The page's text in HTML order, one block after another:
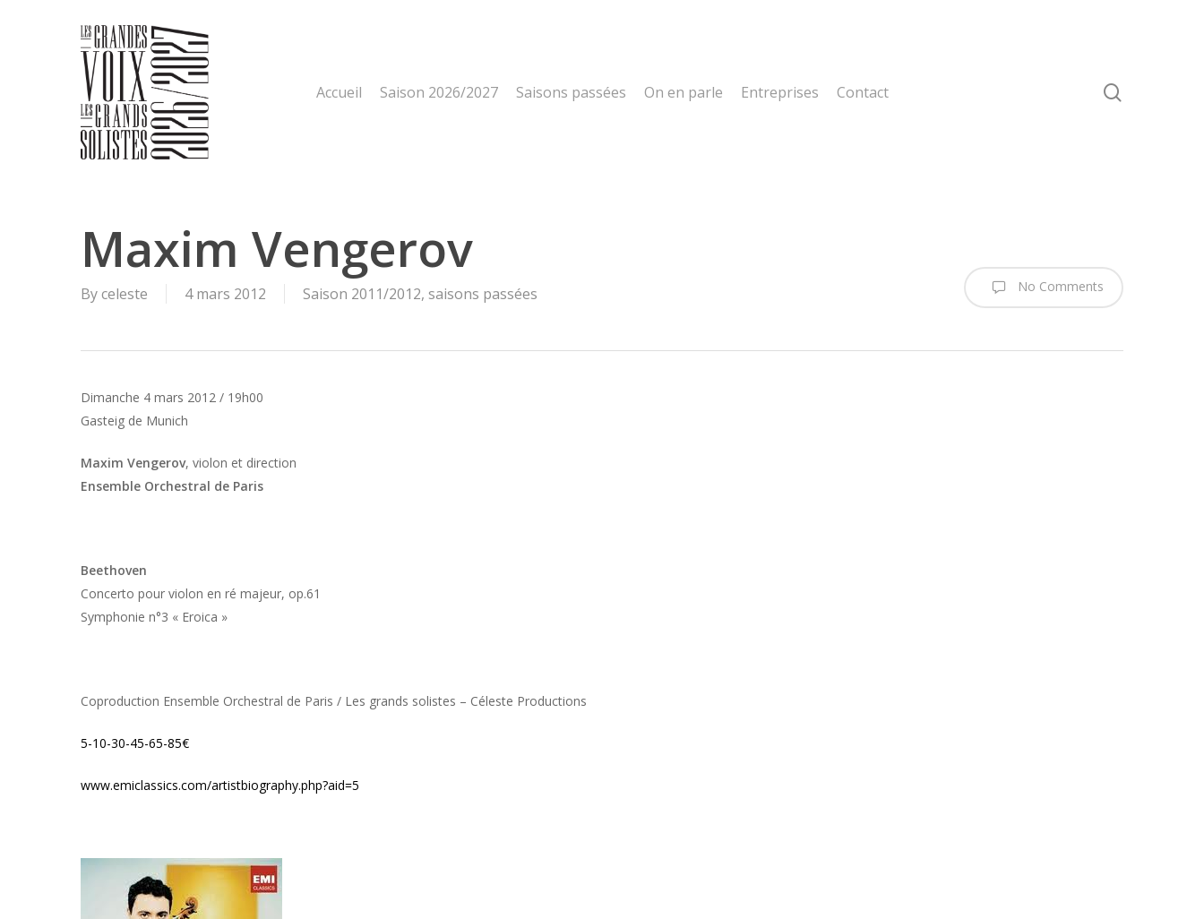
Accueil Saison 2026/2027 Saisons passées On en parle Entreprises Contact
Maxim Vengerov
Byceleste 4 mars 2012 Saison 2011/2012, saisons passées No Comments
Dimanche 4 mars 2012 / 19h00
Gasteig de Munich
Maxim Vengerov, violon et direction
Ensemble Orchestral de Paris
Beethoven
Concerto pour violon en ré majeur, op.61
Symphonie n°3 « Eroica »
Coproduction Ensemble Orchestral de Paris / Les grands solistes – Céleste Productions
5-10-30-45-65-85€
www.emiclassics.com/artistbiography.php?aid=5